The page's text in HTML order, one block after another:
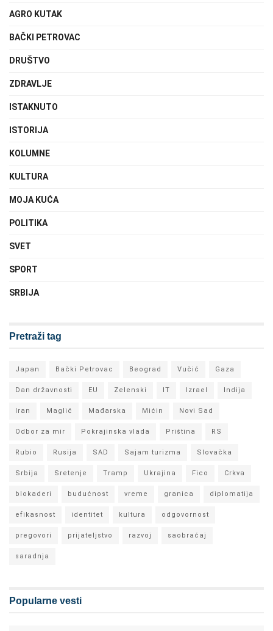
AGRO KUTAK
BAČKI PETROVAC
DRUŠTVO
ZDRAVLJE
ISTAKNUTO
ISTORIJA
KOLUMNE
KULTURA
MOJA KUĆA
POLITIKA
SVET
SPORT
SRBIJA
Pretraži tag
Japan Bački Petrovac Beograd Vučić Gaza
Dan državnosti EU Zelenski IT Izrael Indija
Iran Maglić Mađarska Mićin Novi Sad
Odbor za mir Pokrajinska vlada Priština RS
Rubio Rusija SAD Sajam turizma Slovačka
Srbija Sretenje Tramp Ukrajina Fico Crkva
blokaderi budućnost vreme granica diplomatija
efikasnost identitet kultura odgovornost
pregovori prijateljstvo razvoj saobraćaj
saradnja
Popularne vesti